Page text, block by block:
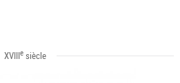
XVIIIe siècle